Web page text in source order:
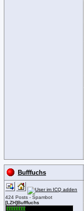
Bufffuchs
424 Posts - Spambot
[LZH]Bufffuchs